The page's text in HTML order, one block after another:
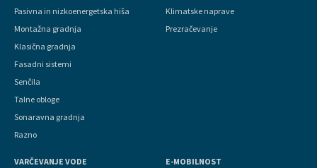
Pasivna in nizkoenergetska hiša
Montažna gradnja
Klasična gradnja
Fasadni sistemi
Senčila
Talne obloge
Sonaravna gradnja
Razno
Klimatske naprave
Prezračevanje
VARČEVANJE VODE E-MOBILNOST